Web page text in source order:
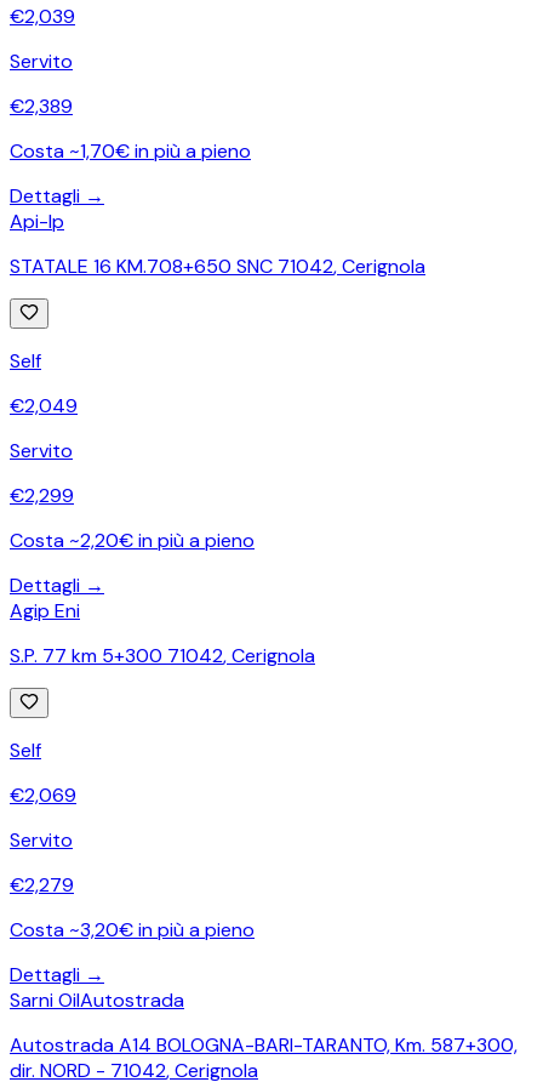
€2,039
Servito
€2,389
Costa ~1,70€ in più a pieno
Dettagli →
Api-Ip
STATALE 16 KM.708+650 SNC 71042,Cerignola
Self
€2,049
Servito
€2,299
Costa ~2,20€ in più a pieno
Dettagli →
Agip Eni
S.P. 77 km 5+300 71042,Cerignola
Self
€2,069
Servito
€2,279
Costa ~3,20€ in più a pieno
Dettagli →
Sarni OilAutostrada
Autostrada A14 BOLOGNA-BARI-TARANTO, Km. 587+300,
dir. NORD - 71042,Cerignola